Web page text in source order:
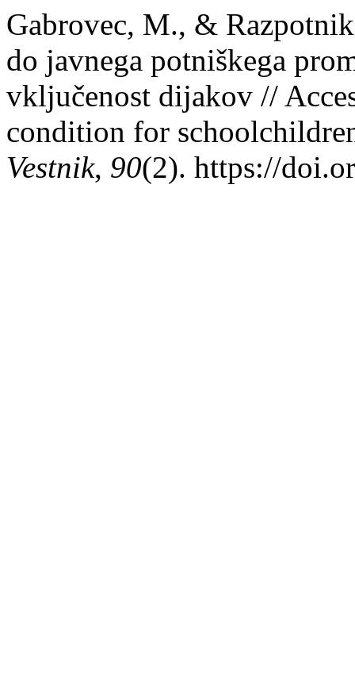
Gabrovec, M., &
do javnega potniškega
vključenost dijakov //
condition for
Vestnik, 90(2). https://